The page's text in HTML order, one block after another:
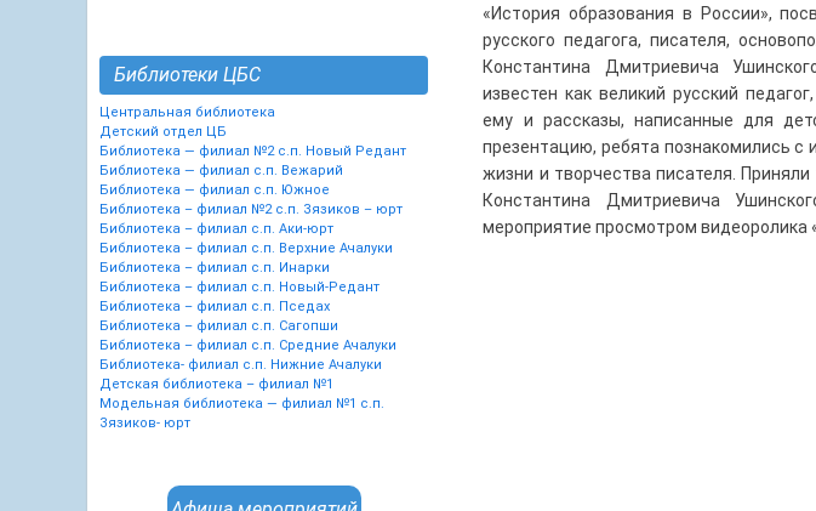
Библиотеки ЦБС
Центральная библиотека
Детский отдел ЦБ
Библиотека — филиал №2 с.п. Новый Редант
Библиотека — филиал с.п. Вежарий
Библиотека — филиал с.п. Южное
Библиотека – филиал №2 с.п. Зязиков – юрт
Библиотека – филиал с.п. Аки-юрт
Библиотека – филиал с.п. Верхние Ачалуки
Библиотека – филиал с.п. Инарки
Библиотека – филиал с.п. Новый-Редант
Библиотека – филиал с.п. Пседах
Библиотека – филиал с.п. Сагопши
Библиотека – филиал с.п. Средние Ачалуки
Библиотека- филиал с.п. Нижние Ачалуки
Детская библиотека – филиал №1
Модельная библиотека — филиал №1 с.п.
Зязиков- юрт
«История образования в России»,
русского педагога, писателя,
Константина Дмитриевича
известен как великий русский
ему и рассказы, написанные для
презентацию, ребята познакомились
жизни и творчества писателя.
Константина Дмитриевича
мероприятие просмотром видеоролика